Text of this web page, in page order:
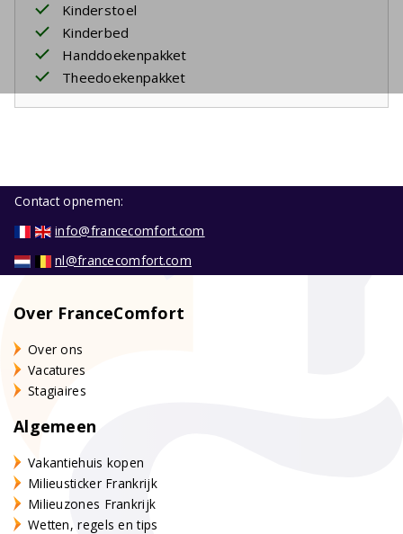
Kinderstoel
Kinderbed
Handdoekenpakket
Theedoekenpakket
Contact opnemen:
info@francecomfort.com
nl@francecomfort.com
Over FranceComfort
Over ons
Vacatures
Stagiaires
Algemeen
Vakantiehuis kopen
Milieusticker Frankrijk
Milieuzones Frankrijk
Wetten, regels en tips